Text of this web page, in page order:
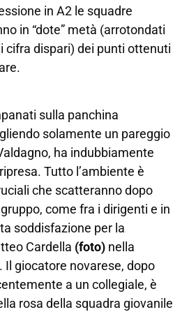
in A2 le squadre
in “dote” metà (arrotondati
cifra dispari) dei punti ottenuti
sulla panchina
solamente un pareggio
ha indubbiamente
Tutto l’ambiente è
che scatteranno dopo
come fra i dirigenti e in
soddisfazione per la
Cardella (foto) nella
Il giocatore novarese, dopo
a un collegiale, è
rosa della squadra giovanile